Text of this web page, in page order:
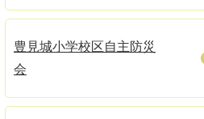
豊見城小学校区自主防災
会